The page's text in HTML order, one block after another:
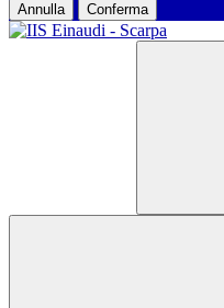
Annulla Conferma